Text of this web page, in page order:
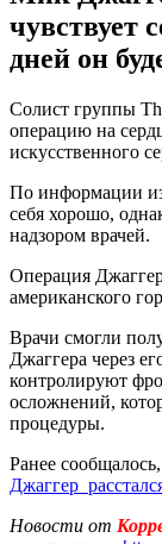
чувствует
дней он
Солист группы
операцию на
искусственного
По информации
себя хорошо,
надзором врачей.
Операция
американского
Врачи смогли
Джаггера через
контролируют
осложнений,
процедуры.
Ранее
Джаггер
Новости от